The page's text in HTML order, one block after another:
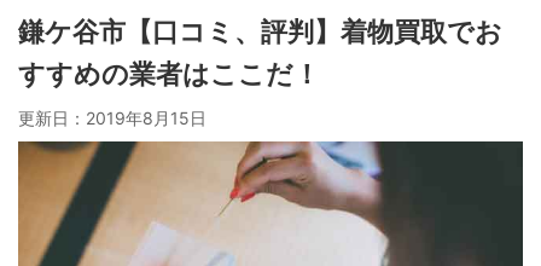
鎌ケ谷市【口コミ、評判】着物買取でお
すすめの業者はここだ！
更新日： 2019年8月15日